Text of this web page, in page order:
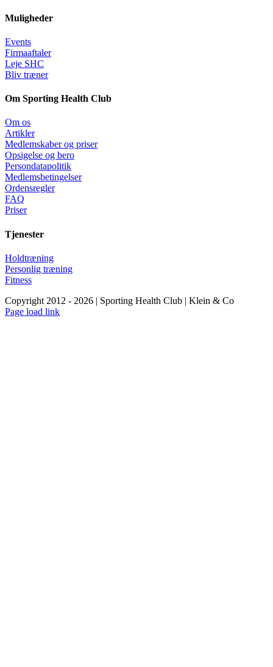
Muligheder
Events
Firmaaftaler
Leje SHC
Bliv træner
Om Sporting Health Club
Om os
Artikler
Medlemskaber og priser
Opsigelse og bero
Persondatapolitik
Medlemsbetingelser
Ordensregler
FAQ
Priser
Tjenester
Holdtræning
Personlig træning
Fitness
Copyright 2012 - 2026 | Sporting Health Club | Klein & Co
Facebook
Instagram
YouTube
Page load link